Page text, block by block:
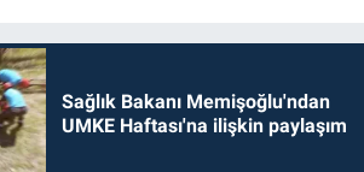
Sağlık Bakanı Memişoğlu'ndan
UMKE Haftası'na ilişkin paylaşım